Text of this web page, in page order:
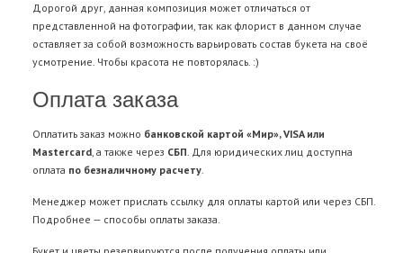
Дорогой друг, данная композиция может отличаться от
представленной на фотографии, так как флорист в данном случае
оставляет за собой возможность варьировать состав букета на своё
усмотрение. Чтобы красота не повторялась. :)
Оплата заказа
Оплатить заказ можно банковской картой «Мир», VISA или
Mastercard, а также через СБП. Для юридических лиц доступна
оплата по безналичному расчету.
Менеджер может прислать ссылку для оплаты картой или через СБП.
Подробнее — способы оплаты заказа.